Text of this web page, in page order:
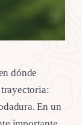
dónde
En un